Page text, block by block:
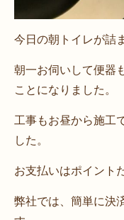
今日の朝トイレが詰
朝一お伺いして便器
ことになりました。
工事もお昼から施工
した。
お支払いはポイント
弊社では、簡単に決